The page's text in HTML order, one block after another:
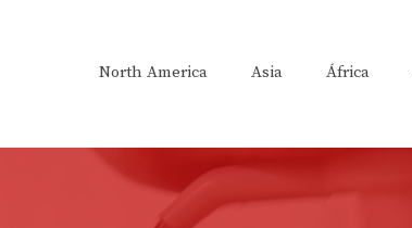
North America Asia África